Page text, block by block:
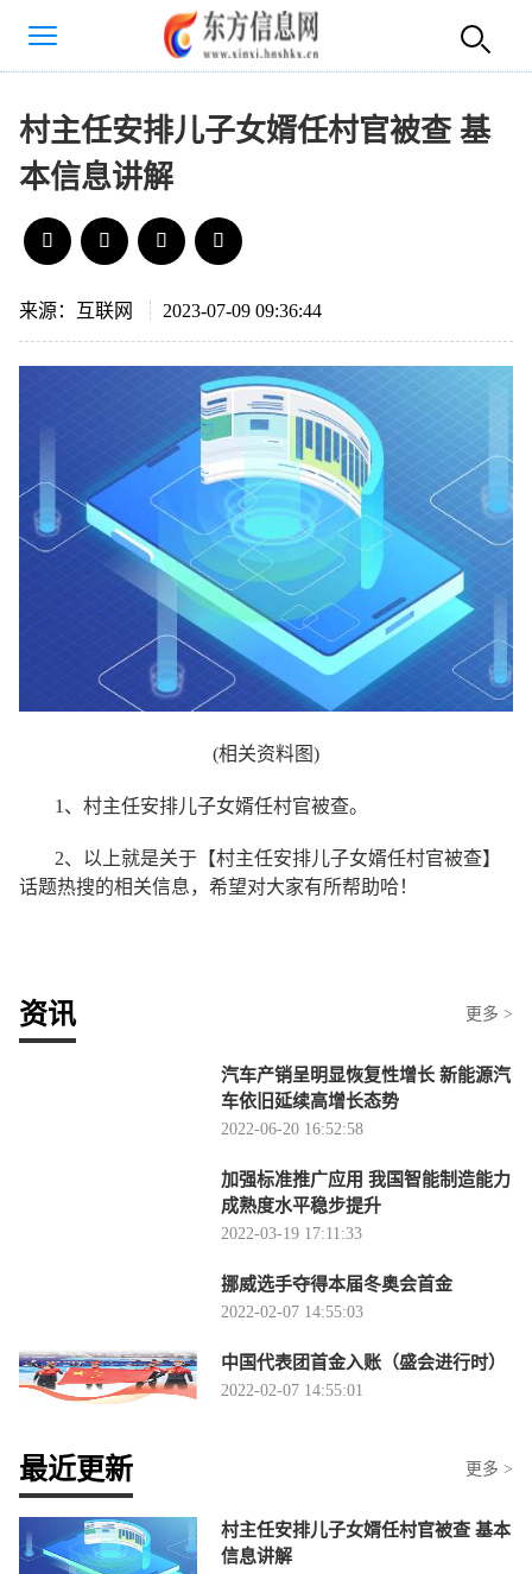
村主任安排儿子女婿任村官被查 基
本信息讲解
来源：互联网 2023-07-09 09:36:44
(相关资料图)
1、村主任安排儿子女婿任村官被查。
2、以上就是关于【村主任安排儿子女婿任村官被查】
话题热搜的相关信息，希望对大家有所帮助哈！
资讯 更多 >
汽车产销呈明显恢复性增长 新能源汽
车依旧延续高增长态势
2022-06-20 16:52:58
加强标准推广应用 我国智能制造能力
成熟度水平稳步提升
2022-03-19 17:11:33
挪威选手夺得本届冬奥会首金
2022-02-07 14:55:03
中国代表团首金入账（盛会进行时）
2022-02-07 14:55:01
最近更新 更多 >
村主任安排儿子女婿任村官被查 基本
信息讲解